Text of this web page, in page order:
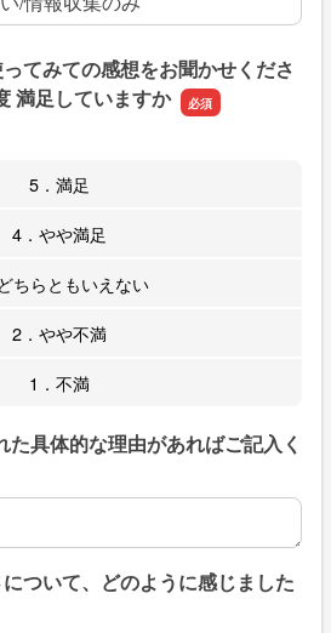
てみての感想をお聞かせくださ
満足していますか
5．満足
4．やや満足
ちらともいえない
2．やや不満
1．不満
具体的な理由があればご記入く
た具体的な理由があればご記入くだ
ついて、どのように感じました